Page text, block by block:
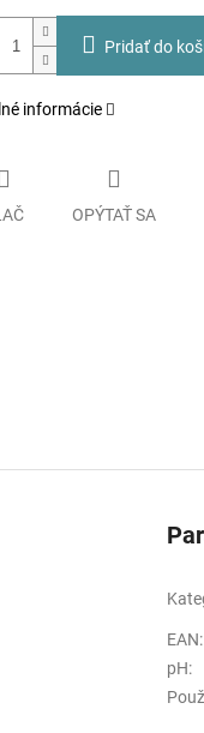
Pridať do
informácie
OPÝTAŤ SA
EAN:
pH: